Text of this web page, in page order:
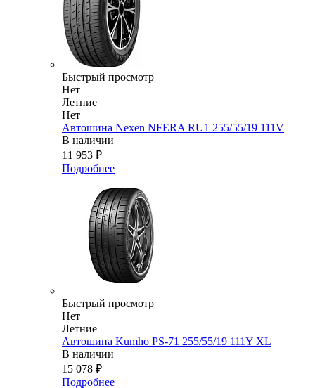
Быстрый просмотр
Нет
Летние
Нет
Автошина Nexen NFERA RU1 255/55/19 111V
В наличии
11 953 ₽
Подробнее
Быстрый просмотр
Нет
Летние
Автошина Kumho PS-71 255/55/19 111Y XL
В наличии
15 078 ₽
Подробнее